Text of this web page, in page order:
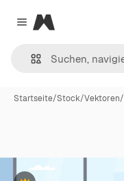
Close menu
Magnific
Startseite/Stock/Vektoren/